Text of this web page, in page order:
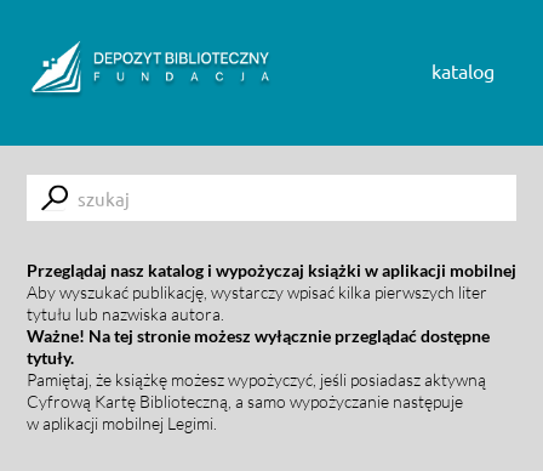
katalog
Submit
Przeglądaj nasz katalog i wypożyczaj książki w aplikacji mobilnej
Aby wyszukać publikację, wystarczy wpisać kilka pierwszych liter
tytułu lub nazwiska autora.
Ważne! Na tej stronie możesz wyłącznie przeglądać dostępne
tytuły.
Pamiętaj, że książkę możesz wypożyczyć, jeśli posiadasz aktywną
Cyfrową Kartę Biblioteczną, a samo wypożyczanie następuje
w aplikacji mobilnej Legimi.